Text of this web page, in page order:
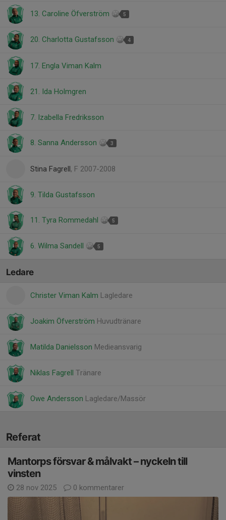
13. Caroline Öfverström 5
20. Charlotta Gustafsson 4
17. Engla Viman Kalm
21. Ida Holmgren
7. Izabella Fredriksson
8. Sanna Andersson 3
Stina Fagrell, F 2007-2008
9. Tilda Gustafsson
11. Tyra Rommedahl 5
6. Wilma Sandell 5
Ledare
Christer Viman Kalm Lagledare
Joakim Öfverström Huvudtränare
Matilda Danielsson Medieansvarig
Niklas Fagrell Tränare
Owe Andersson Lagledare/Massör
Referat
Mantorps försvar & målvakt – nyckeln till
vinsten
28 nov 2025 0 kommentarer